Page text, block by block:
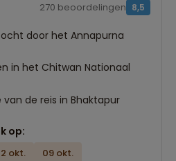
8,5
270 beoordelingen
door het Annapurna
in het Chitwan Nationaal
de reis in Bhaktapur
op:
okt.
09 okt.